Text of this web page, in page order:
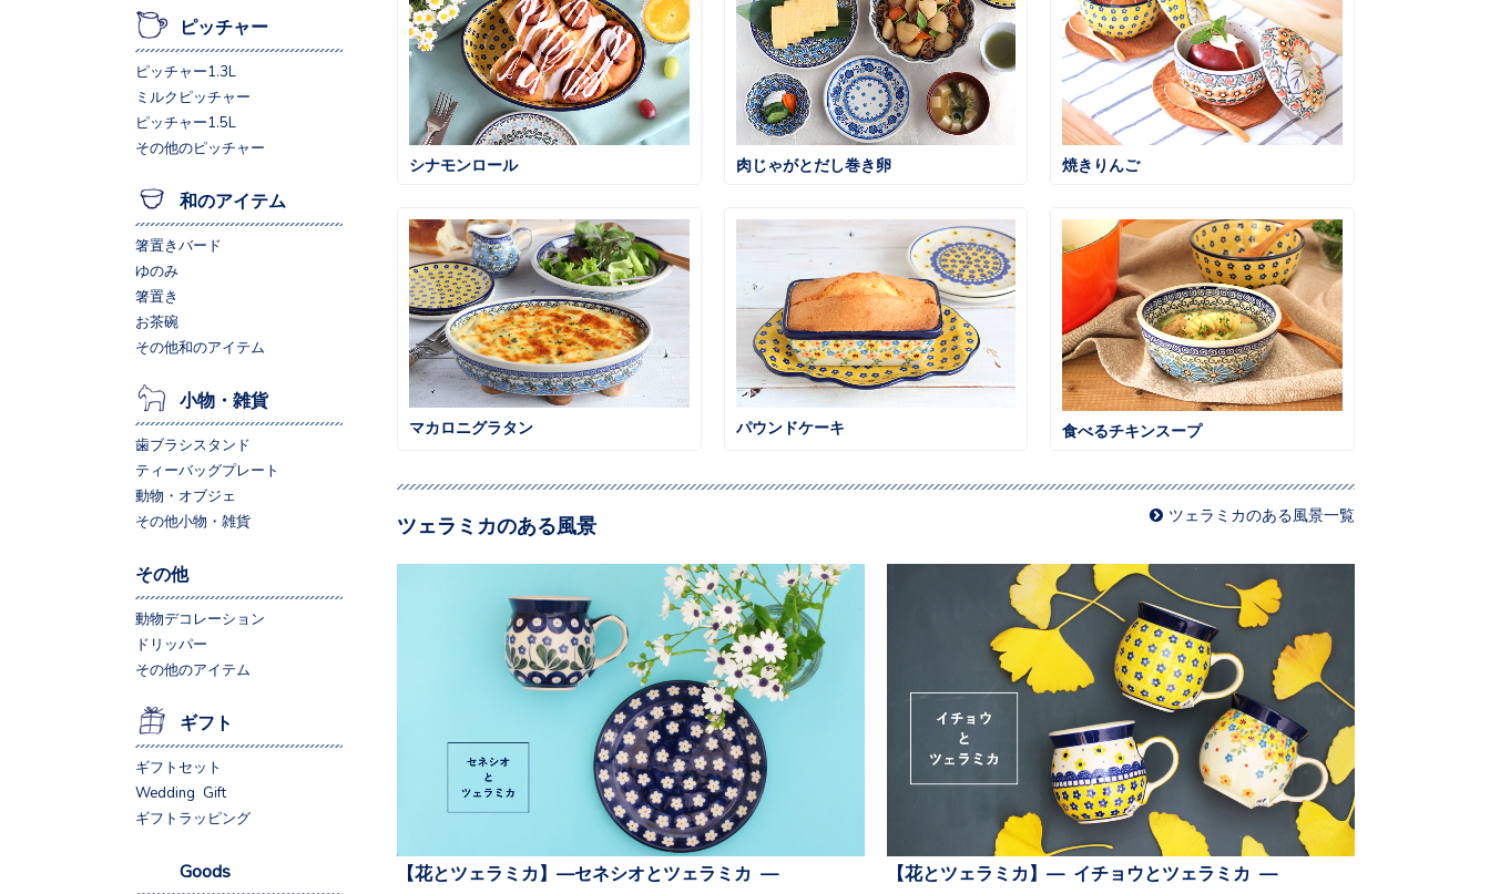
シナモンロール 肉じゃがとだし巻き卵 焼きりんご
マカロニグラタン パウンドケーキ 食べるチキンスープ
ツェラミカのある風景 ツェラミカのある風景一覧
【花とツェラミカ】—セネシオとツェラミカ — 【花とツェラミカ】— イチョウとツェラミカ —
ピッチャー
ピッチャー1.3L
ミルクピッチャー
ピッチャー1.5L
その他のピッチャー
和のアイテム
箸置きバード
ゆのみ
箸置き
お茶碗
その他和のアイテム
小物・雑貨
歯ブラシスタンド
ティーバッグプレート
動物・オブジェ
その他小物・雑貨
その他
動物デコレーション
ドリッパー
その他のアイテム
ギフト
ギフトセット
Wedding Gift
ギフトラッピング
Goods